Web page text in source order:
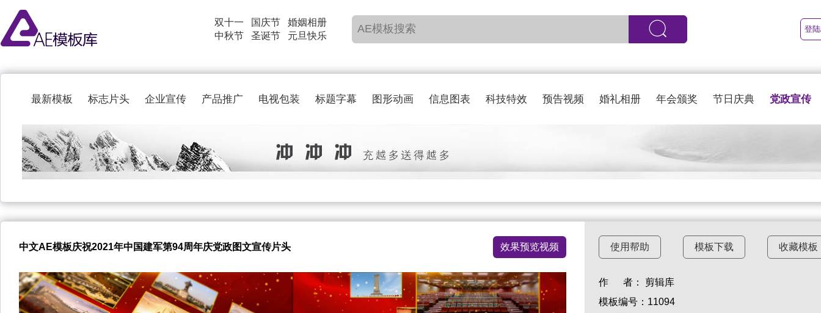
双十一
中秋节
国庆节
圣诞节
婚姻相册
元旦快乐
登
最新模板 标志片头 企业宣传 产品推广 电视包装 标题字幕 图形动画 信息图表 科技特效 预告视频 婚礼相册 年会颁奖 节日庆典 党政宣传
中文AE模板庆祝2021年中国建军第94周年庆党政图文宣传片头 效果预览视频 使用帮助 模板下载 收藏模板
作 者：
剪辑库
模板编号： 11094